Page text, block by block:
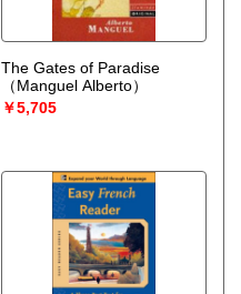
The Gates of Paradise
（Manguel Alberto）
￥5,705